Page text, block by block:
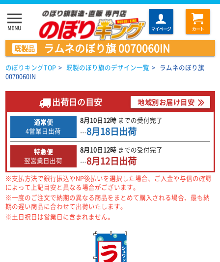
menu
MENU マイページ カート
既製品 ラムネのぼり旗 0070060IN
のぼりキングTOP > 既製のぼり旗のデザイン一覧 > ラムネのぼり旗
0070060IN
出荷日の目安 地域別お届け目安
通常便
4営業日出荷
8月10日12時 までの受付完了
…8月18日出荷
特急便
翌営業日出荷
8月10日12時 までの受付完了
…8月12日出荷
※支払方法で銀行振込やNP後払いを選択した場合、ご入金や与信の確認
によって上記目安と異なる場合がございます。
※一度のご注文で納期の異なる商品をまとめて購入される場合、最も納
期の遅い商品に合わせて出荷いたします。
※土日祝日は営業日に含まれません。